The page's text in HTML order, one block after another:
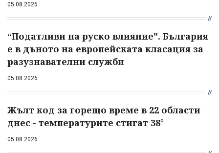
05.08.2026
“Податливи на руско влияние". България
е в дъното на европейската класация за
разузнавателни служби
05.08.2026
Жълт код за горещо време в 22 области
днес - температурите стигат 38°
05.08.2026